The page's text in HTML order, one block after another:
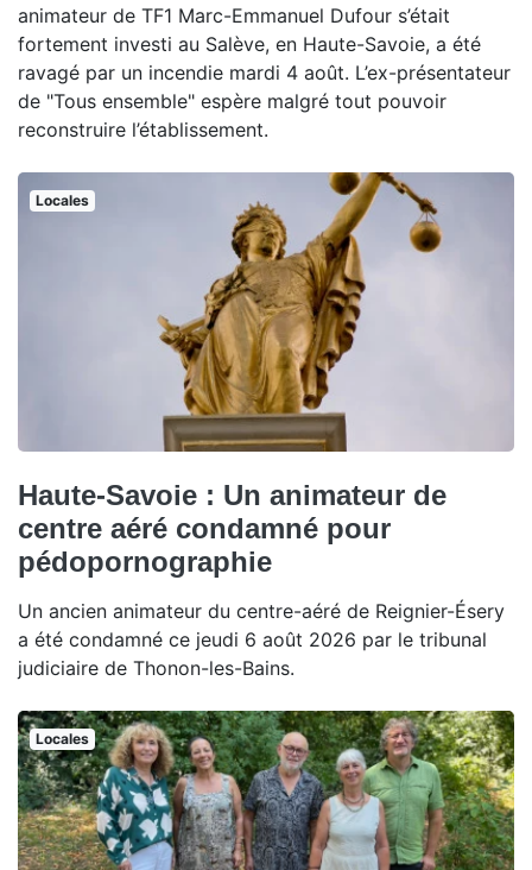
animateur de TF1 Marc-Emmanuel Dufour s’était
fortement investi au Salève, en Haute-Savoie, a été
ravagé par un incendie mardi 4 août. L’ex-présentateur
de "Tous ensemble" espère malgré tout pouvoir
reconstruire l’établissement.
Locales
Haute-Savoie : Un animateur de
centre aéré condamné pour
pédopornographie
Un ancien animateur du centre-aéré de Reignier-Ésery
a été condamné ce jeudi 6 août 2026 par le tribunal
judiciaire de Thonon-les-Bains.
Locales